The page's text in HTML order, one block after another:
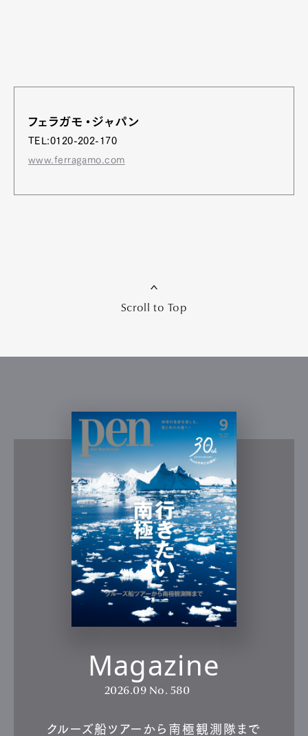
フェラガモ・ジャパン
TEL:0120-202-170
www.ferragamo.com
Scroll to Top
Magazine
2026.09 No. 580
クルーズ船ツアーから南極観測隊まで